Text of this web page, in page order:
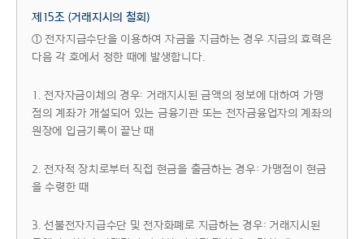
제15조 (거래지시의 철회)
① 전자지급수단을 이용하여 자금을 지급하는 경우 지급의 효력은
다음 각 호에서 정한 때에 발생합니다.
1. 전자자금이체의 경우: 거래지시된 금액의 정보에 대하여 가맹
점의 계좌가 개설되어 있는 금융기관 또는 전자금융업자의 계좌의
원장에 입금기록이 끝난 때
2. 전자적 장치로부터 직접 현금을 출금하는 경우: 가맹점이 현금
을 수령한 때
3. 선불전자지급수단 및 전자화폐로 지급하는 경우: 거래지시된